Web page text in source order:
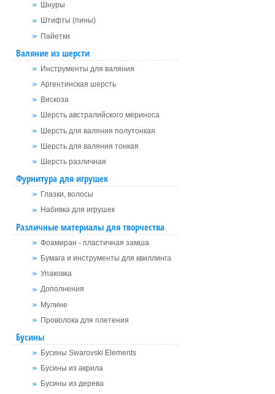
Шнуры
Штифты (пины)
Пайетки
Валяние из шерсти
Инструменты для валяния
Аргентинская шерсть
Вискоза
Шерсть австралийского мериноса
Шерсть для валяния полутонкая
Шерсть для валяния тонкая
Шерсть различная
Фурнитура для игрушек
Глазки, волосы
Набивка для игрушек
Различные материалы для творчества
Фоамиран - пластичная замша
Бумага и инструменты для квиллинга
Упаковка
Дополнения
Мулине
Проволока для плетения
Бусины
Бусины Swarovski Elements
Бусины из акрила
Бусины из дерева